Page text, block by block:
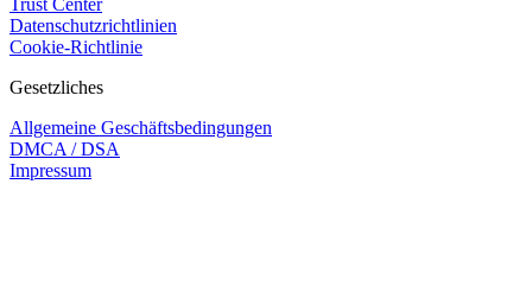
Datenschutzrichtlinien
Cookie-Richtlinie
Gesetzliches
Allgemeine Geschäftsbedingungen
DMCA / DSA
Impressum